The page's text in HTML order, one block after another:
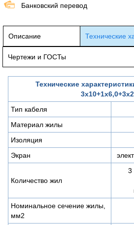
Банковский перевод
Описание Технические
Чертежи и ГОСТы
Технические
Тип кабеля
Материал жилы
Изоляция
Экран
Количество жил
3
Номинальное сечение жилы,
мм2